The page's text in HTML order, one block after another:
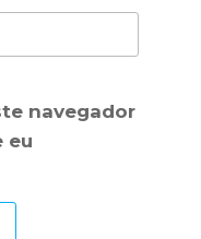
navegador
eu